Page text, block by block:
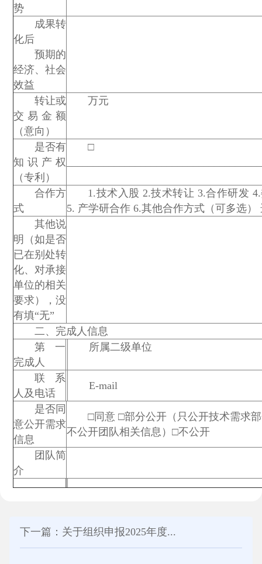
势
成果转
化后
预期的
经济、社会
效益
转让或
交易金额
（意向）
万元
是否有
知识产权
（专利）
□
合作方
式
1.技术入股 2.技术转让 3.合作研发
5. 产学研合作 6.其他合作方式（可多选）
其他说
明（如是否
已在别处转
化、对承接
单位的相关
要求），没
有填“无”
二、完成人信息
第一
完成人
所属二级单位
联系
人及电话
E-mail
是否同
意公开需求
信息
□同意 □部分公开（只公开技术需求
不公开团队相关信息）□不公开
团队简
介
下一篇：关于组织申报2025年度...